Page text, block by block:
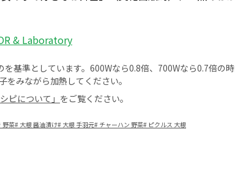
& Laboratory
基準としています。600Wなら0.8倍、700Wなら0.7倍の
をみながら加熱してください。
シピについて」 をご覧ください。
野菜# 大根 醤油漬け# 大根 手羽元# チャーハン 野菜# ピクルス 大根